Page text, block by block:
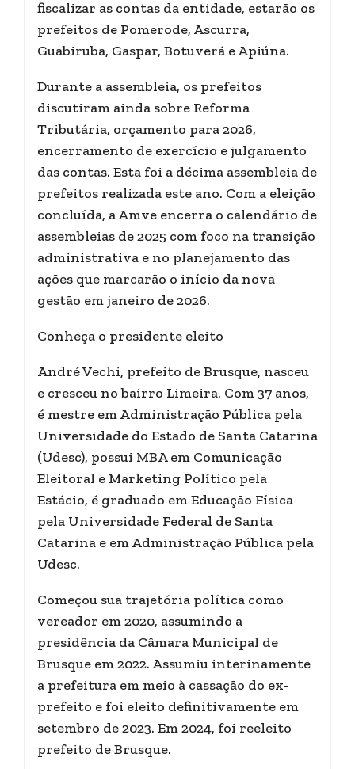
fiscalizar as contas da entidade, estarão os
prefeitos de Pomerode, Ascurra,
Guabiruba, Gaspar, Botuverá e Apiúna.
Durante a assembleia, os prefeitos
discutiram ainda sobre Reforma
Tributária, orçamento para 2026,
encerramento de exercício e julgamento
das contas. Esta foi a décima assembleia de
prefeitos realizada este ano. Com a eleição
concluída, a Amve encerra o calendário de
assembleias de 2025 com foco na transição
administrativa e no planejamento das
ações que marcarão o início da nova
gestão em janeiro de 2026.
Conheça o presidente eleito
André Vechi, prefeito de Brusque, nasceu
e cresceu no bairro Limeira. Com 37 anos,
é mestre em Administração Pública pela
Universidade do Estado de Santa Catarina
(Udesc), possui MBA em Comunicação
Eleitoral e Marketing Político pela
Estácio, é graduado em Educação Física
pela Universidade Federal de Santa
Catarina e em Administração Pública pela
Udesc.
Começou sua trajetória política como
vereador em 2020, assumindo a
presidência da Câmara Municipal de
Brusque em 2022. Assumiu interinamente
a prefeitura em meio à cassação do ex-
prefeito e foi eleito definitivamente em
setembro de 2023. Em 2024, foi reeleito
prefeito de Brusque.